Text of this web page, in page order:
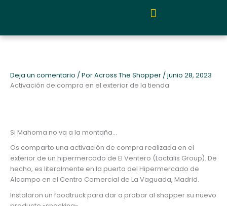
Deja un comentario / PorAcross The Shopper / junio 28, 2023
Activación de compra en el exterior de la tienda
Si Mahoma no va a la montaña…
Os comparto una activación de compra realizada en el
exterior de un hipermercado de El Ventero (Lactalis Group). De
hecho, es literalmente en la puerta del Hipermercado de
Alcampo en el Centro Comercial de La Vaguada, Madrid.
Instalaron un foodtruck para dar a probar al shopper su nuevo